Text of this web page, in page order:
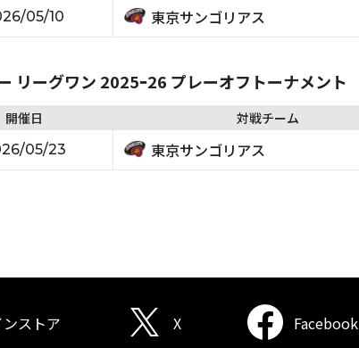
05/10 東京サンゴリアス
リーグワン 2025ｰ26 プレーオフトーナメント
開催日 対戦チーム
05/23 東京サンゴリアス
ストア X Facebook